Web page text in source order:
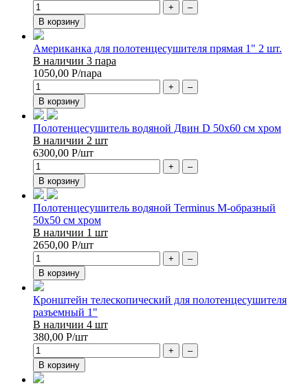
+
–
В корзину
Американка для полотенцесушителя прямая 1" 2 шт.
В наличии 3 пара
1050,00 Р/пара
+
–
В корзину
Полотенцесушитель водяной Двин D 50х60 см хром
В наличии 2 шт
6300,00 Р/шт
+
–
В корзину
Полотенцесушитель водяной Terminus М-образный
50х50 см хром
В наличии 1 шт
2650,00 Р/шт
+
–
В корзину
Кронштейн телескопический для полотенцесушителя
разъемный 1"
В наличии 4 шт
380,00 Р/шт
+
–
В корзину